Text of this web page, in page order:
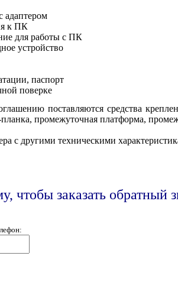
адаптером
к ПК
для работы с ПК
устройство
паспорт
поверке
поставляются средства
планка, промежуточная платформа,
с другими техническими
чтобы заказать обратный